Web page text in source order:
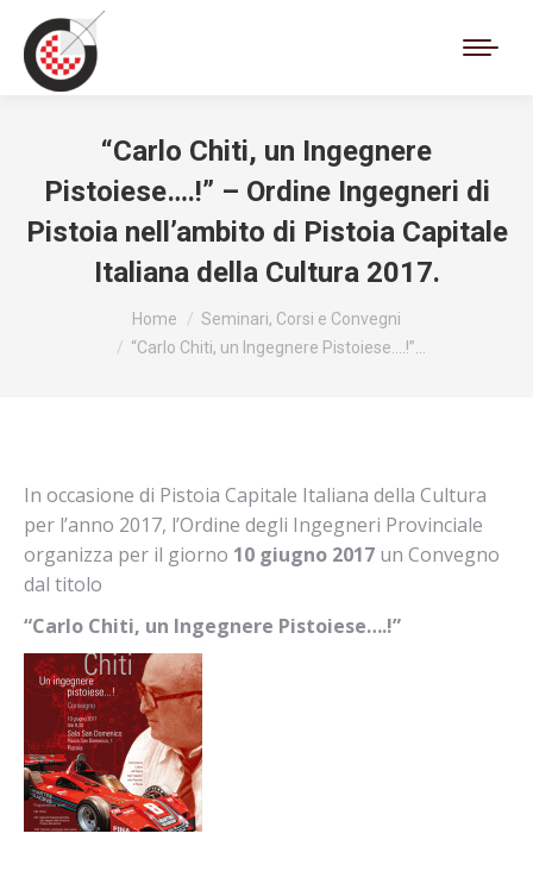
“Carlo Chiti, un Ingegnere
Pistoiese….!” – Ordine Ingegneri di
Pistoia nell’ambito di Pistoia Capitale
Italiana della Cultura 2017.
Home
Seminari, Corsi e Convegni
“Carlo Chiti, un Ingegnere Pistoiese….!”…
In occasione di Pistoia Capitale Italiana della Cultura
per l’anno 2017, l’Ordine degli Ingegneri Provinciale
organizza per il giorno 10 giugno 2017 un Convegno
dal titolo
“Carlo Chiti, un Ingegnere Pistoiese….!”